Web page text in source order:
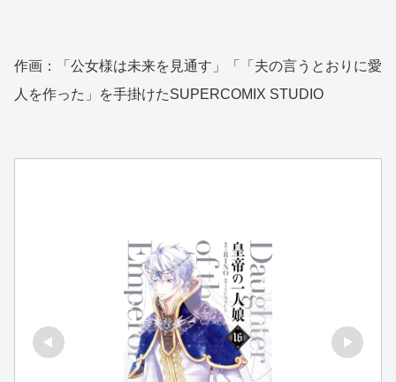
作画：「公女様は未来を見通す」「「夫の言うとおりに愛
人を作った」を手掛けたSUPERCOMIX STUDIO